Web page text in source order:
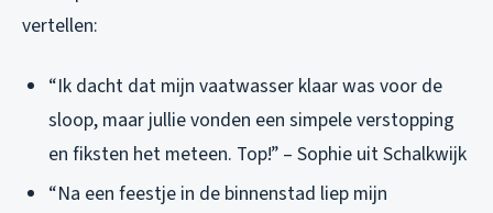
vertellen:
“Ik dacht dat mijn vaatwasser klaar was voor de
sloop, maar jullie vonden een simpele verstopping
en fiksten het meteen. Top!” – Sophie uit Schalkwijk
“Na een feestje in de binnenstad liep mijn